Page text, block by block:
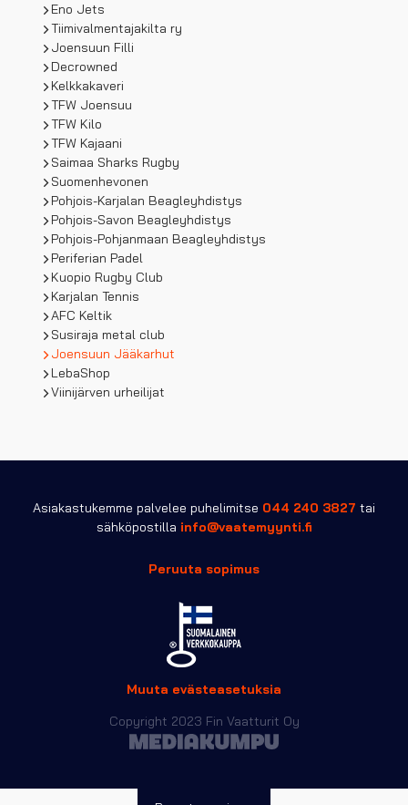
Eno Jets
Tiimivalmentajakilta ry
Joensuun Filli
Decrowned
Kelkkakaveri
TFW Joensuu
TFW Kilo
TFW Kajaani
Saimaa Sharks Rugby
Suomenhevonen
Pohjois-Karjalan Beagleyhdistys
Pohjois-Savon Beagleyhdistys
Pohjois-Pohjanmaan Beagleyhdistys
Periferian Padel
Kuopio Rugby Club
Karjalan Tennis
AFC Keltik
Susiraja metal club
Joensuun Jääkarhut
LebaShop
Viinijärven urheilijat
Asiakastukemme palvelee puhelimitse 044 240 3827 tai
sähköpostilla info@vaatemyynti.fi
Peruuta sopimus
Muuta evästeasetuksia
Copyright 2023 Fin Vaatturit Oy